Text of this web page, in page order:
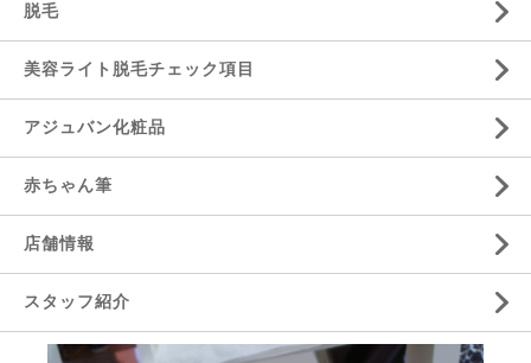
脱毛
美容ライト脱毛チェック項目
アジュバン化粧品
赤ちゃん筆
店舗情報
スタッフ紹介